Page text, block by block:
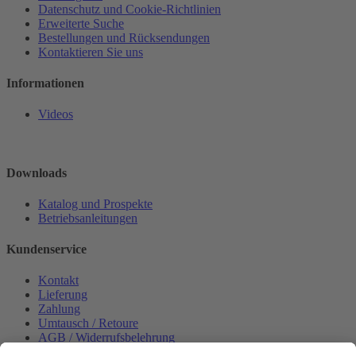
Datenschutz und Cookie-Richtlinien
Erweiterte Suche
Bestellungen und Rücksendungen
Kontaktieren Sie uns
Informationen
Videos
Downloads
Katalog und Prospekte
Betriebsanleitungen
Kundenservice
Kontakt
Lieferung
Zahlung
Umtausch / Retoure
AGB / Widerrufsbelehrung